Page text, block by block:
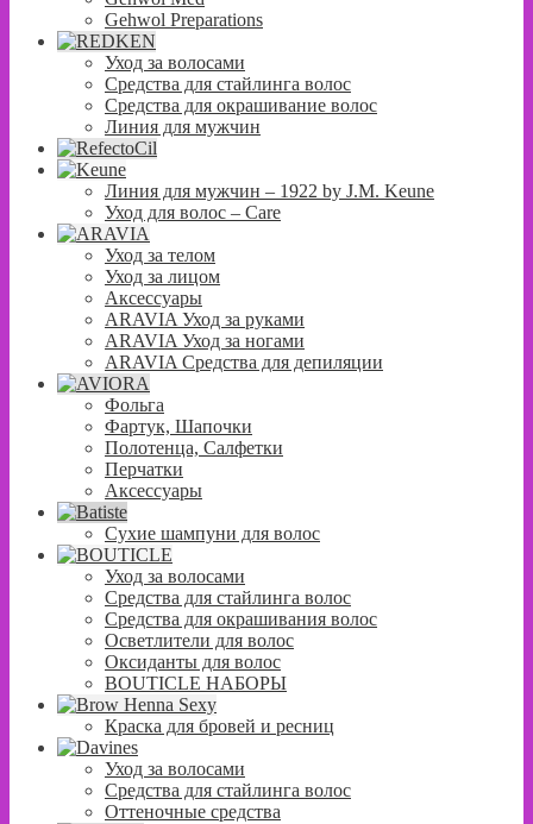
Gehwol Preparations
Уход за волосами
Средства для стайлинга волос
Средства для окрашивание волос
Линия для мужчин
Линия для мужчин – 1922 by J.M. Keune
Уход для волос – Сare
Уход за телом
Уход за лицом
Аксессуары
ARAVIA Уход за руками
ARAVIA Уход за ногами
ARAVIA Средства для депиляции
Фольга
Фартук, Шапочки
Полотенца, Салфетки
Перчатки
Аксессуары
Сухие шампуни для волос
Уход за волосами
Средства для стайлинга волос
Средства для окрашивания волос
Осветлители для волос
Оксиданты для волос
BOUTICLE НАБОРЫ
Краска для бровей и ресниц
Уход за волосами
Средства для стайлинга волос
Оттеночные средства